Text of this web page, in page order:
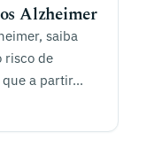
Alzheimer
saiba
risco de
a partir...